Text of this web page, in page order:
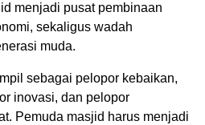
menjadi pusat pembinaan
sekaligus wadah
muda.
sebagai pelopor kebaikan,
inovasi, dan pelopor
Pemuda masjid harus menjadi